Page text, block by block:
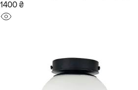
1400 ₴